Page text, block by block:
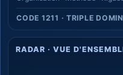
CODE 1211 · TRIPLE
RADAR · VUE